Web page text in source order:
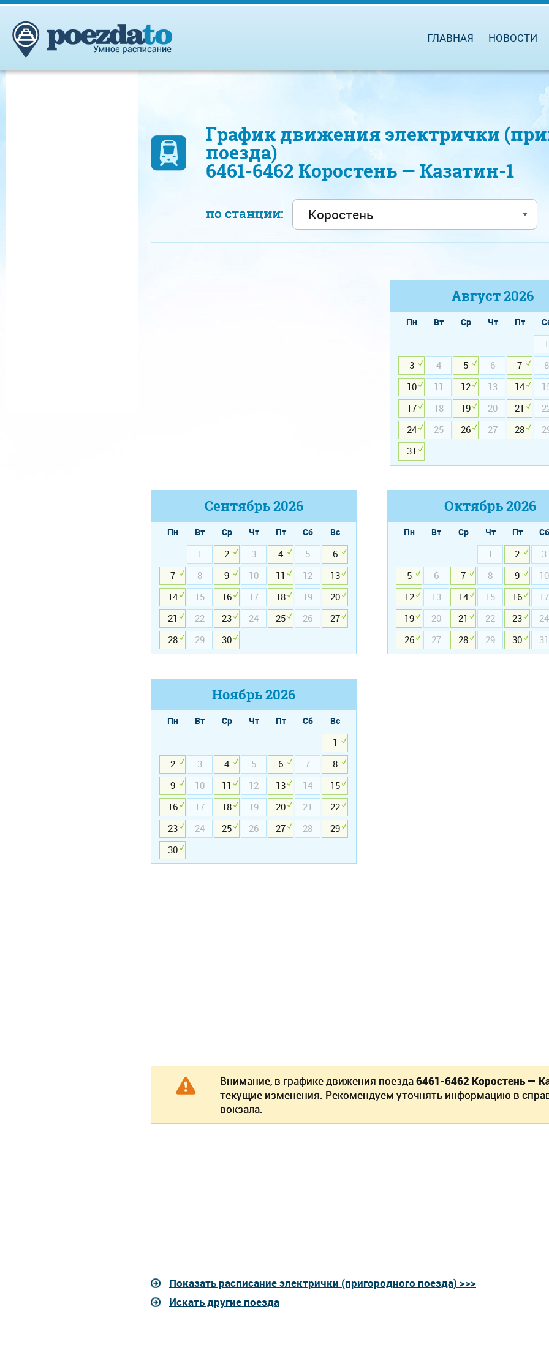
ГЛАВНАЯ НОВОСТИ
График движения электрички
поезда)
6461-6462 Коростень — Казатин-1
по станции:
Август2026
Пн Вт Ср Чт Пт
1
3
4 5 6 7 8
10
11 12 13 14
17
18 19 20 21
24
25 26 27 28
31
Сентябрь2026
Пн Вт Ср Чт Пт Сб
Вс
1
2 3 4 5
6
7
8 9 10 11 12
13
14
15 16 17 18 19
20
21
22 23 24 25 26
27
28
29 30
Октябрь2026
Пн Вт Ср Чт Пт Сб
1
2 3
5
6 7 8 9 10
12
13 14 15 16 17
19
20 21 22 23 24
26
27 28 29 30 31
Ноябрь2026
Пн Вт Ср Чт Пт Сб
Вс
1
2
3 4 5 6 7
8
9
10 11 12 13 14
15
16
17 18 19 20 21
22
23
24 25 26 27 28
29
30
Внимание, в графике движения поезда6461-6462 Коростень —
текущие изменения. Рекомендуем уточнять информацию в
вокзала.
Показать расписание электрички (пригородного поезда) >>>
Искать другие поезда